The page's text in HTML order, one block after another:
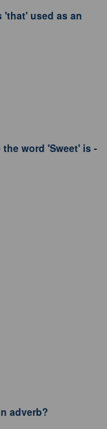
used as an
word 'Sweet' is -
adverb?